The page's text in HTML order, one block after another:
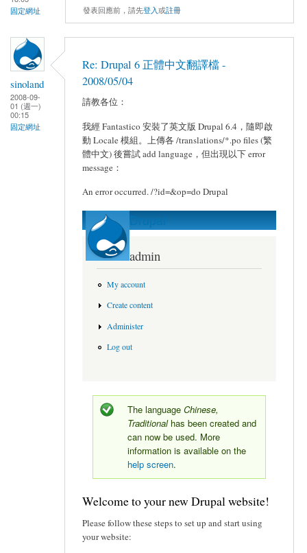
固定網址 發表回應前，請先登入或註冊
sinoland
2008-09-
01 (週一)
00:15
固定網址
Re: Drupal 6 正體中文翻譯檔 -
2008/05/04
請教各位：
我經 Fantastico 安裝了英文版 Drupal 6.4，隨即啟
動 Locale 模組。上傳各 /translations/*.po files (繁
體中文) 後嘗試 add language，但出現以下 error
message：
An error occurred. /?id=&op=do Drupal
Drupal
admin
My account
Create content
Administer
Log out
The language Chinese,
Traditionalhas been created and
can now be used. More
information is available on the
help screen.
Welcome to your new Drupal website!
Please follow these steps to set up and start using
your website: